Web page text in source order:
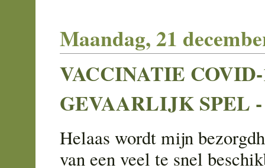
Maandag, 21
VACCINATIE
GEVAARLIJK SPEL
Helaas wordt mijn
van een veel te snel